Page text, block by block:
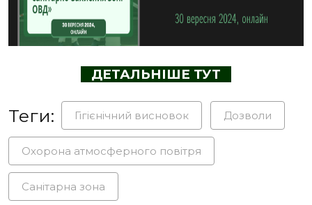
ДЕТАЛЬНІШЕ ТУТ
Теги: Гігієнічний висновок Дозволи
Охорона атмосферного повітря
Санітарна зона